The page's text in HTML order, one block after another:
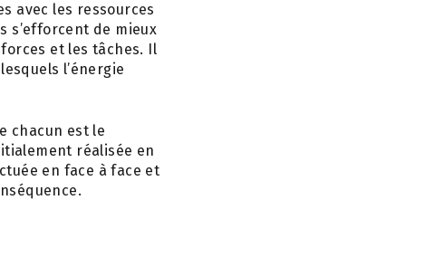
avec les ressources
s’efforcent de mieux
et les tâches. Il
l’énergie
chacun est le
réalisée en
en face à face et